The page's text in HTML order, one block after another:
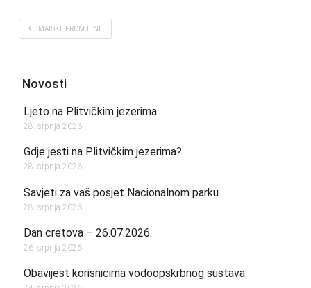
KLIMATSKE PROMJENE
Novosti
Ljeto na Plitvičkim jezerima
28. srpnja 2026.
Gdje jesti na Plitvičkim jezerima?
28. srpnja 2026.
Savjeti za vaš posjet Nacionalnom parku
28. srpnja 2026.
Dan cretova – 26.07.2026.
26. srpnja 2026.
Obavijest korisnicima vodoopskrbnog sustava